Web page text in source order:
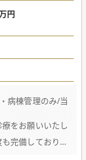
円
病棟管理のみ/当
をお願いいたし
完備しておりま